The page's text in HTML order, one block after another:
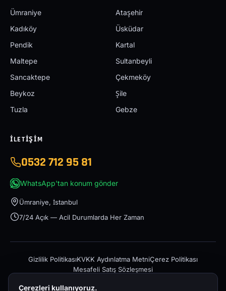
Ümraniye
Ataşehir
Kadıköy
Üsküdar
Pendik
Kartal
Maltepe
Sultanbeyli
Sancaktepe
Çekmeköy
Beykoz
Şile
Tuzla
Gebze
İLETIŞIM
0532 712 95 81
WhatsApp'tan konum gönder
Ümraniye, İstanbul
7/24 Açık — Acil Durumlarda Her Zaman
Gizlilik PolitikasıKVKK Aydınlatma MetniÇerez Politikası
Mesafeli Satış Sözleşmesi
Çerezleri kullanıyoruz.